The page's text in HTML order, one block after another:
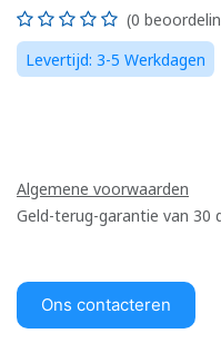
(0
Levertijd: 3-5 Werkdagen
Algemene voorwaarden
Geld-terug-garantie van 30
Ons contacteren